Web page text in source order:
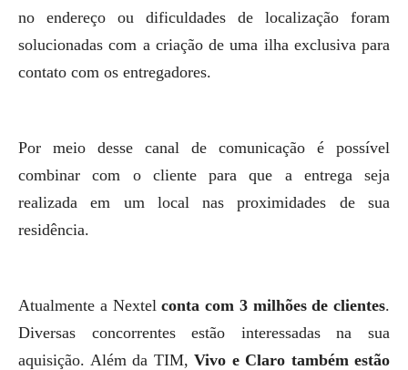
no endereço ou dificuldades de localização foram
solucionadas com a criação de uma ilha exclusiva para
contato com os entregadores.
Por meio desse canal de comunicação é possível
combinar com o cliente para que a entrega seja
realizada em um local nas proximidades de sua
residência.
Atualmente a Nextelconta com 3 milhões de clientes.
Diversas concorrentes estão interessadas na sua
aquisição. Além da TIM, Vivo e Claro também estão